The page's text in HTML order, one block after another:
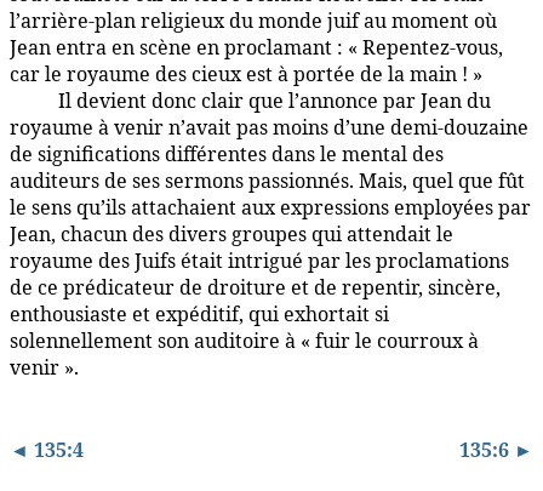
l’arrière-plan religieux du monde juif au moment où
Jean entra en scène en proclamant : « Repentez-vous,
car le royaume des cieux est à portée de la main ! »
Il devient donc clair que l’annonce par Jean du
royaume à venir n’avait pas moins d’une demi-douzaine
de significations différentes dans le mental des
auditeurs de ses sermons passionnés. Mais, quel que fût
le sens qu’ils attachaient aux expressions employées par
Jean, chacun des divers groupes qui attendait le
royaume des Juifs était intrigué par les proclamations
de ce prédicateur de droiture et de repentir, sincère,
enthousiaste et expéditif, qui exhortait si
solennellement son auditoire à « fuir le courroux à
venir ».
◄ 135:4 135:6 ►